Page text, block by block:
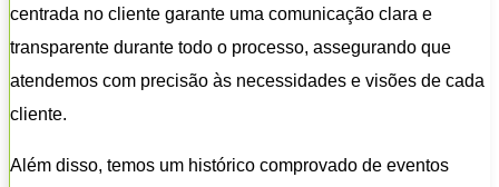
centrada no cliente garante uma comunicação clara e
transparente durante todo o processo, assegurando que
atendemos com precisão às necessidades e visões de cada
cliente.
Além disso, temos um histórico comprovado de eventos